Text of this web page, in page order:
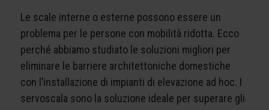
Le scale interne o esterne possono essere un
problema per le persone con mobilità ridotta. Ecco
perché abbiamo studiato le soluzioni migliori per
eliminare le barriere architettoniche domestiche
con l’installazione di impianti di elevazione ad hoc. I
servoscala sono la soluzione ideale per superare gli